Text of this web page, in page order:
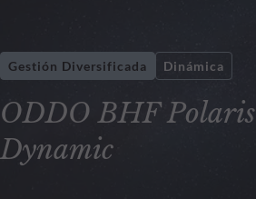
ODDO BHF Polaris
Dynamic
Gestión Diversificada Dinámica